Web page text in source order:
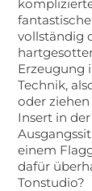
vollständig
Erzeugung
Technik,
oder
Insert in
einem
dafür
Tonstudio?